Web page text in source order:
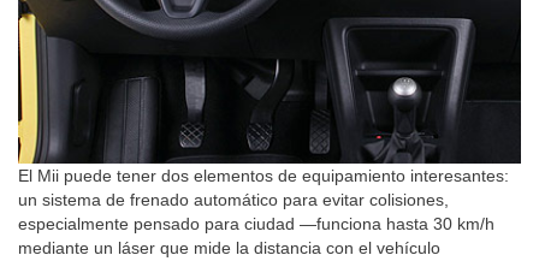
El Mii puede tener dos elementos de equipamiento interesantes:
un sistema de frenado automático para evitar colisiones,
especialmente pensado para ciudad —funciona hasta 30 km/h
mediante un láser que mide la distancia con el vehículo